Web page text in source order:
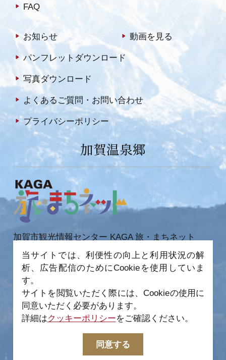
FAQ
お知らせ 動画を見る
パンフレットダウンロード
写真ダウンロード
よくあるご質問・お問い合わせ
プライバシーポリシー
加賀温泉郷
加賀市観光情報センター KAGA 旅・まちネット
〒922-0423
石川県加賀市作見町ヲ6-2 JR 加賀温泉駅内
TEL 0761-72-6678
© 2022-2026 加賀市観光情報センター All Rights
Reserved.
当サイトでは、利便性の向上と利用状況の解
析、広告配信のためにCookieを使用していま
す。
サイトを閲覧いただく際には、Cookieの使用に
同意いただく必要があります。
詳細はクッキーポリシーをご確認ください。
同意する